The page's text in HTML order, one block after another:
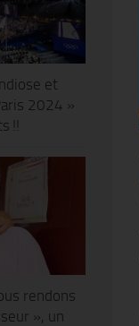
et
2024 »
!!
rendons
», un